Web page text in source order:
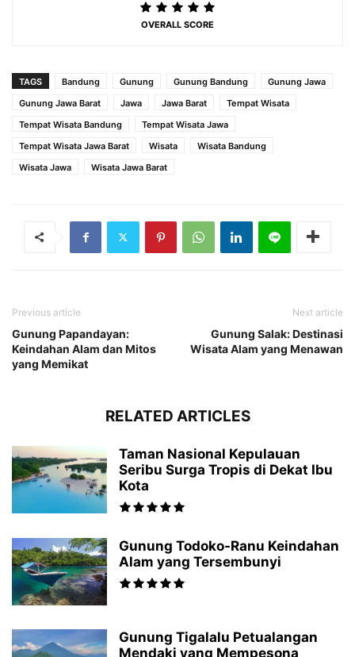
OVERALL SCORE
TAGS Bandung Gunung Gunung Bandung
Gunung Jawa
Gunung Jawa Barat
Jawa Jawa Barat
Tempat Wisata
Tempat Wisata Bandung
Tempat Wisata Jawa
Tempat Wisata Jawa Barat
Wisata
Wisata Bandung
Wisata Jawa
Wisata Jawa Barat
Previous article
Gunung Papandayan:
Keindahan Alam dan Mitos
yang Memikat
Next article
Gunung Salak: Destinasi
Wisata Alam yang Menawan
RELATED ARTICLES
Taman Nasional Kepulauan
Seribu Surga Tropis di Dekat Ibu
Kota
Gunung Todoko-Ranu Keindahan
Alam yang Tersembunyi
Gunung Tigalalu Petualangan
Mendaki yang Mempesona